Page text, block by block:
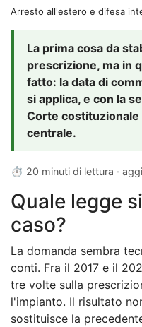
Arresto all'estero e difesa
La prima cosa da
prescrizione, ma in
fatto: la data di
si applica, e con la
Corte
centrale.
⏱ 20 minuti di lettura ·
Quale legge
caso?
La domanda sembra
conti. Fra il 2017 e il
tre volte sulla
l'impianto. Il risultato
sostituisce la